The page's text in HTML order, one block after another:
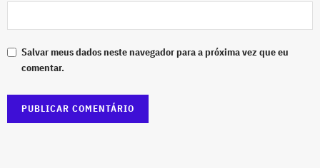
Salvar meus dados neste navegador para a próxima vez que eu
comentar.